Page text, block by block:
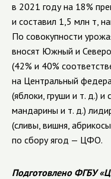
в 2021 году на 18%
и составил 1,5 млн т,
По совокупности
вносят Южный и
(42% и 40%
на Центральный
(яблоки, груши и т. д.) и
мандарины и т. д.)
(сливы, вишня,
по сбору ягод — ЦФО.
Подготовлено ФГБУ